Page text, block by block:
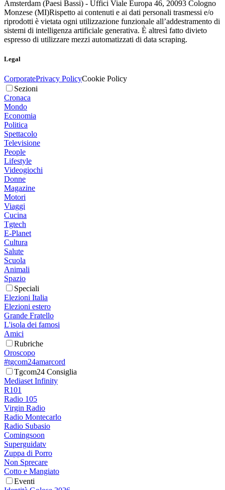
Amsterdam (Paesi Bassi) - Uffici Viale Europa 46, 20093 Cologno
Monzese (MI)Rispetto ai contenuti e ai dati personali trasmessi e/o
riprodotti è vietata ogni utilizzazione funzionale all’addestramento di
sistemi di intelligenza artificiale generativa. È altresì fatto divieto
espresso di utilizzare mezzi automatizzati di data scraping.
Legal
CorporatePrivacy PolicyCookie Policy
Sezioni
Cronaca
Mondo
Economia
Politica
Spettacolo
Televisione
People
Lifestyle
Videogiochi
Donne
Magazine
Motori
Viaggi
Cucina
Tgtech
E-Planet
Cultura
Salute
Scuola
Animali
Spazio
Speciali
Elezioni Italia
Elezioni estero
Grande Fratello
L'isola dei famosi
Amici
Rubriche
Oroscopo
#tgcom24amarcord
Tgcom24 Consiglia
Mediaset Infinity
R101
Radio 105
Virgin Radio
Radio Montecarlo
Radio Subasio
Comingsoon
Superguidatv
Zuppa di Porro
Non Sprecare
Cotto e Mangiato
Eventi